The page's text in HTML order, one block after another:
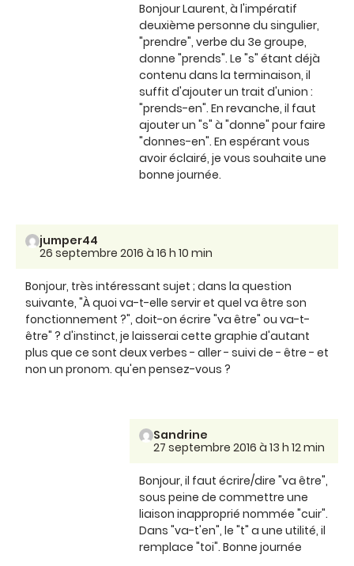
Bonjour Laurent, à l'impératif
deuxième personne du singulier,
"prendre", verbe du 3e groupe,
donne "prends". Le "s" étant déjà
contenu dans la terminaison, il
suffit d'ajouter un trait d'union :
"prends-en". En revanche, il faut
ajouter un "s" à "donne" pour faire
"donnes-en". En espérant vous
avoir éclairé, je vous souhaite une
bonne journée.
jumper44
26 septembre 2016 à 16 h 10 min
Bonjour, très intéressant sujet ; dans la question
suivante, "À quoi va-t-elle servir et quel va être son
fonctionnement ?", doit-on écrire "va être" ou va-t-
être" ? d'instinct, je laisserai cette graphie d'autant
plus que ce sont deux verbes - aller - suivi de - être - et
non un pronom. qu'en pensez-vous ?
Sandrine
27 septembre 2016 à 13 h 12 min
Bonjour, il faut écrire/dire "va être",
sous peine de commettre une
liaison inapproprié nommée "cuir".
Dans "va-t'en", le "t" a une utilité, il
remplace "toi". Bonne journée